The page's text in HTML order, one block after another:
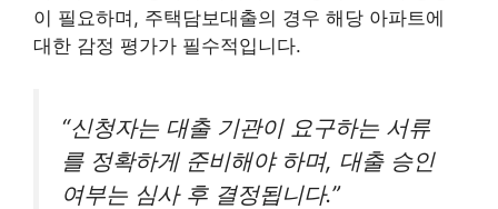
이 필요하며, 주택담보대출의 경우 해당 아파트에
대한 감정 평가가 필수적입니다.
“신청자는 대출 기관이 요구하는 서류
를 정확하게 준비해야 하며, 대출 승인
여부는 심사 후 결정됩니다.”